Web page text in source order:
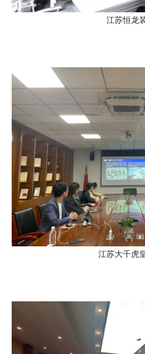
江苏恒龙
江苏大千虎